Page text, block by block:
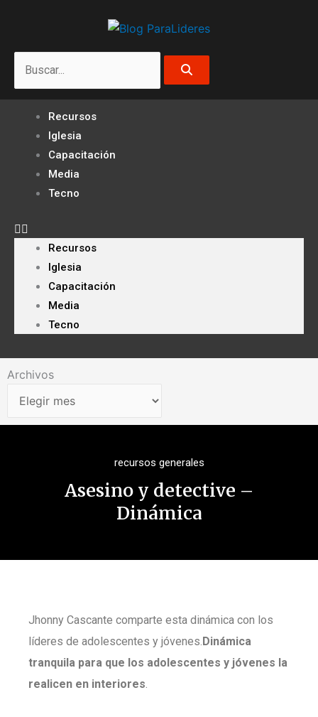
Recursos
Iglesia
Capacitación
Media
Tecno
Recursos
Iglesia
Capacitación
Media
Tecno
Archivos
Archivos
recursos generales
Asesino y detective –
Dinámica
Jhonny Cascante comparte esta dinámica con los
líderes de adolescentes y jóvenes. Dinámica
tranquila para que los adolescentes y jóvenes la
realicen en interiores